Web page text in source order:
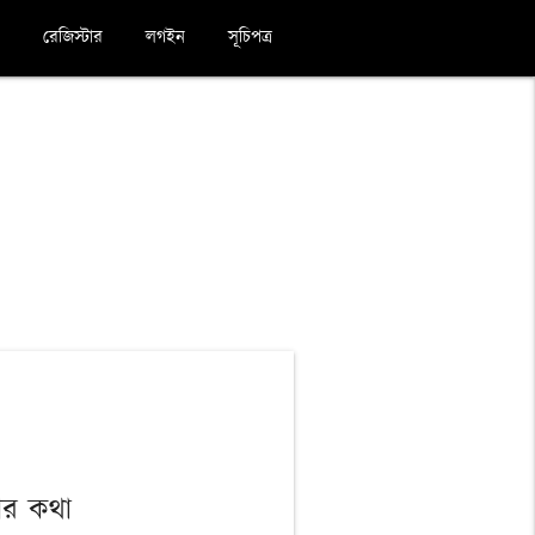
সূচিপত্র
লগইন
রেজিস্টার
কথা